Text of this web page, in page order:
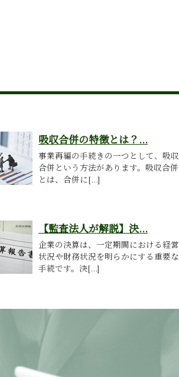
吸収合併の特徴とは？...
事業再編の手続きの一つとして、吸収
合併という方法があります。吸収合併
とは、合併に[...]
【監査法人が解説】決...
企業の決算は、一定期間における経営
状況や財務状況を明らかにする重要な
手続です。決[...]